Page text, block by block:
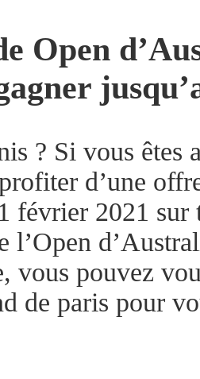
Open
? Si vous êtes
d’une
février 2021
l’Open
vous pouvez
de paris pour